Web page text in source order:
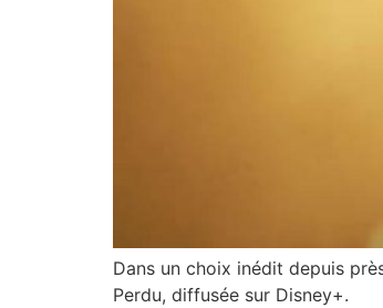
Dans un choix inédit depuis
Perdu, diffusée sur Disney+.